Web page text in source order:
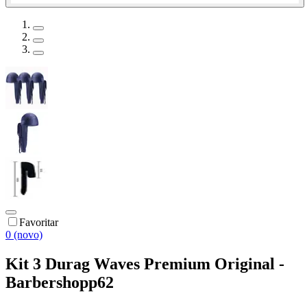
Favoritar
0 (novo)
Kit 3 Durag Waves Premium Original -
Barbershopp62